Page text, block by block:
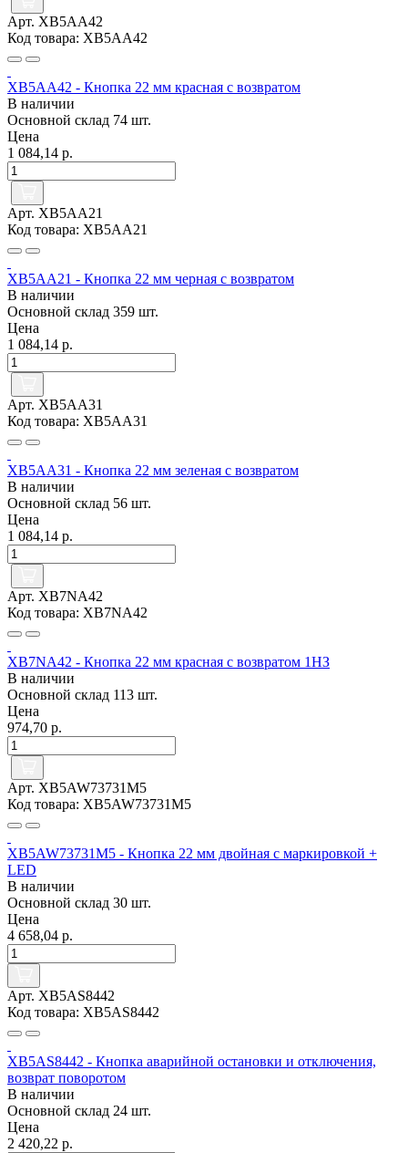
Арт. XB5AA42
Код товара: XB5AA42
XB5AA42 - Кнопка 22 мм красная с возвратом
В наличии
Основной склад 74 шт.
Цена
1 084,14 р.
Арт. XB5AA21
Код товара: XB5AA21
XB5AA21 - Кнопка 22 мм черная с возвратом
В наличии
Основной склад 359 шт.
Цена
1 084,14 р.
Арт. XB5AA31
Код товара: XB5AA31
XB5AA31 - Кнопка 22 мм зеленая с возвратом
В наличии
Основной склад 56 шт.
Цена
1 084,14 р.
Арт. XB7NA42
Код товара: XB7NA42
XB7NA42 - Кнопка 22 мм красная с возвратом 1НЗ
В наличии
Основной склад 113 шт.
Цена
974,70 р.
Арт. XB5AW73731M5
Код товара: XB5AW73731M5
XB5AW73731M5 - Кнопка 22 мм двойная с маркировкой +
LED
В наличии
Основной склад 30 шт.
Цена
4 658,04 р.
Арт. XB5AS8442
Код товара: XB5AS8442
XB5AS8442 - Кнопка аварийной остановки и отключения,
возврат поворотом
В наличии
Основной склад 24 шт.
Цена
2 420,22 р.